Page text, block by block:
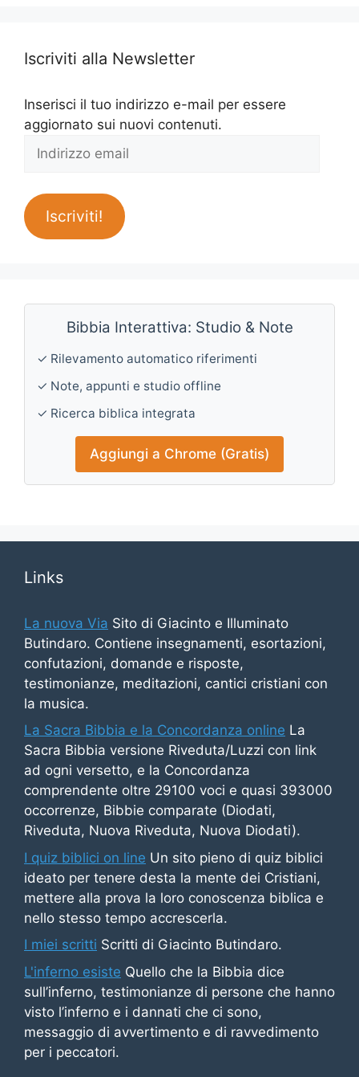
Iscriviti alla Newsletter
Inserisci il tuo indirizzo e-mail per essere
aggiornato sui nuovi contenuti.
Indirizzo
Iscriviti!
Bibbia Interattiva: Studio & Note
✓ Rilevamento automatico riferimenti
✓ Note, appunti e studio offline
✓ Ricerca biblica integrata
Aggiungi a Chrome (Gratis)
Links
La nuova Via Sito di Giacinto e Illuminato
Butindaro. Contiene insegnamenti, esortazioni,
confutazioni, domande e risposte,
testimonianze, meditazioni, cantici cristiani con
la musica.
La Sacra Bibbia e la Concordanza online La
Sacra Bibbia versione Riveduta/Luzzi con link
ad ogni versetto, e la Concordanza
comprendente oltre 29100 voci e quasi 393000
occorrenze, Bibbie comparate (Diodati,
Riveduta, Nuova Riveduta, Nuova Diodati).
I quiz biblici on line Un sito pieno di quiz biblici
ideato per tenere desta la mente dei Cristiani,
mettere alla prova la loro conoscenza biblica e
nello stesso tempo accrescerla.
I miei scritti Scritti di Giacinto Butindaro.
L'inferno esiste Quello che la Bibbia dice
sull’inferno, testimonianze di persone che hanno
visto l’inferno e i dannati che ci sono,
messaggio di avvertimento e di ravvedimento
per i peccatori.